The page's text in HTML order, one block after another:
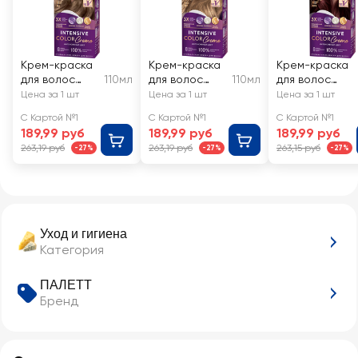
Уход и гигиена
Категория
ПАЛЕТТ
Бренд
Крем-краска
для волос
ПАЛЕТТ
цвет 7–0
Средне-
русый
110мл
Цена за 1 шт
С Картой №1
189,99 руб
263,19 руб -27%
Крем-краска
для волос
ПАЛЕТТ
цвет 8–0 (N7)
Русый
110мл
Цена за 1 шт
С Картой №1
189,99 руб
263,19 руб -27%
Крем-краска
для волос
ПАЛЕТТ
цвет 4–88
Красный
гранат
Цена за 1 шт
С Картой №1
189,99 руб
263,15 руб -27%